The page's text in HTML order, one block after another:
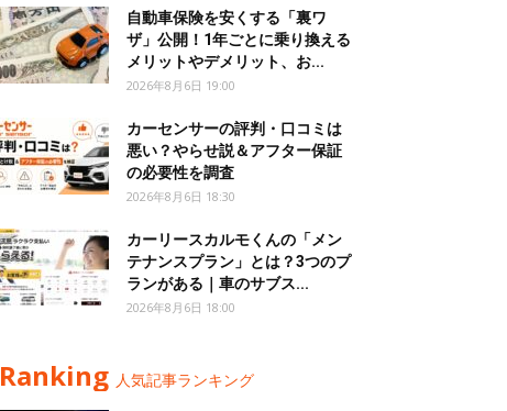
自動車保険を安くする「裏ワ
ザ」公開！1年ごとに乗り換える
メリットやデメリット、お...
2026年8月6日 19:00
カーセンサーの評判・口コミは
悪い？やらせ説＆アフター保証
の必要性を調査
2026年8月6日 18:30
カーリースカルモくんの「メン
テナンスプラン」とは？3つのプ
ランがある｜車のサブス...
2026年8月6日 18:00
Ranking 人気記事ランキング